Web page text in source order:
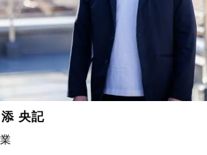
添 央記